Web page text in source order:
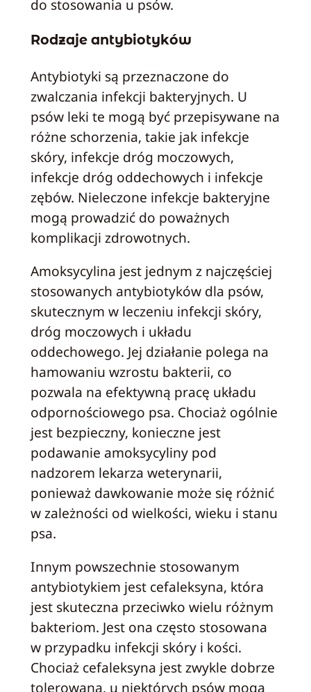
do stosowania u psów.
Rodzaje antybiotyków
Antybiotyki są przeznaczone do
zwalczania infekcji bakteryjnych. U
psów leki te mogą być przepisywane na
różne schorzenia, takie jak infekcje
skóry, infekcje dróg moczowych,
infekcje dróg oddechowych i infekcje
zębów. Nieleczone infekcje bakteryjne
mogą prowadzić do poważnych
komplikacji zdrowotnych.
Amoksycylina jest jednym z najczęściej
stosowanych antybiotyków dla psów,
skutecznym w leczeniu infekcji skóry,
dróg moczowych i układu
oddechowego. Jej działanie polega na
hamowaniu wzrostu bakterii, co
pozwala na efektywną pracę układu
odpornościowego psa. Chociaż ogólnie
jest bezpieczny, konieczne jest
podawanie amoksycyliny pod
nadzorem lekarza weterynarii,
ponieważ dawkowanie może się różnić
w zależności od wielkości, wieku i stanu
psa.
Innym powszechnie stosowanym
antybiotykiem jest cefaleksyna, która
jest skuteczna przeciwko wielu różnym
bakteriom. Jest ona często stosowana
w przypadku infekcji skóry i kości.
Chociaż cefaleksyna jest zwykle dobrze
tolerowana, u niektórych psów mogą